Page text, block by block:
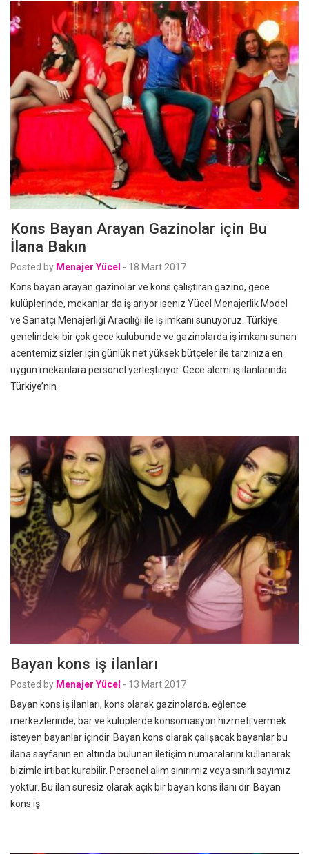
Kons Bayan Arayan Gazinolar için Bu
İlana Bakın
Posted by Menajer Yücel - 18 Mart 2017
Kons bayan arayan gazinolar ve kons çalıştıran gazino, gece
kulüplerinde, mekanlar da iş arıyor iseniz Yücel Menajerlik Model
ve Sanatçı Menajerliği Aracılığı ile iş imkanı sunuyoruz. Türkiye
genelindeki bir çok gece kulübünde ve gazinolarda iş imkanı sunan
acentemiz sizler için günlük net yüksek bütçeler ile tarzınıza en
uygun mekanlara personel yerleştiriyor. Gece alemi iş ilanlarında
Türkiye’nin
Bayan kons iş ilanları
Posted by Menajer Yücel - 13 Mart 2017
Bayan kons iş ilanları, kons olarak gazinolarda, eğlence
merkezlerinde, bar ve kulüplerde konsomasyon hizmeti vermek
isteyen bayanlar içindir. Bayan kons olarak çalışacak bayanlar bu
ilana sayfanın en altında bulunan iletişim numaralarını kullanarak
bizimle irtibat kurabilir. Personel alım sınırımız veya sınırlı sayımız
yoktur. Bu ilan süresiz olarak açık bir bayan kons ilanı dır. Bayan
kons iş